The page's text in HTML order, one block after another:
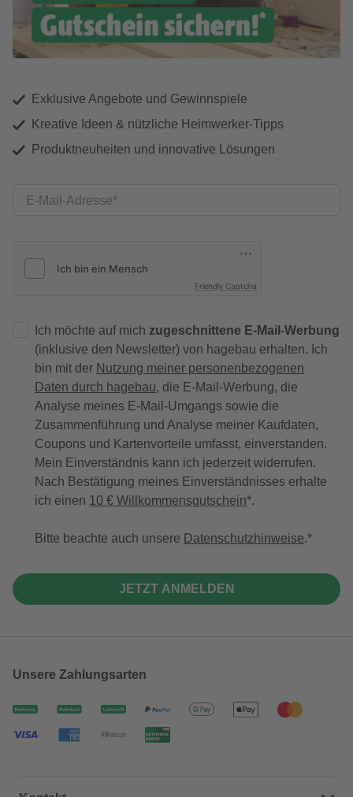
Exklusive Angebote und Gewinnspiele
Kreative Ideen & nützliche Heimwerker-Tipps
Produktneuheiten und innovative Lösungen
E-Mail-Adresse
Friendly Captcha
Ich möchte auf mich zugeschnittene E-Mail-Werbung
(inklusive den Newsletter) von hagebau erhalten. Ich
bin mit der Nutzung meiner personenbezogenen
Daten durch hagebau, die E-Mail-Werbung, die
Analyse meines E-Mail-Umgangs sowie die
Zusammenführung und Analyse meiner Kaufdaten,
Coupons und Kartenvorteile umfasst, einverstanden.
Mein Einverständnis kann ich jederzeit widerrufen.
Nach Bestätigung meines Einverständnisses erhalte
ich einen 10 € Willkommensgutschein*.
Bitte beachte auch unsere Datenschutzhinweise.
JETZT ANMELDEN
Unsere Zahlungsarten